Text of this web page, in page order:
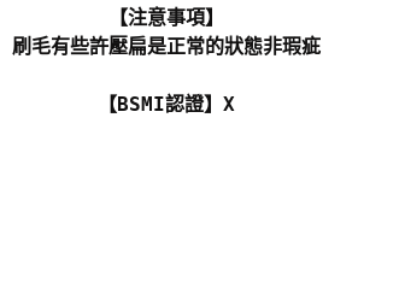
【注意事項】
刷毛有些許壓扁是正常的狀態非瑕疵
【BSMI認證】X